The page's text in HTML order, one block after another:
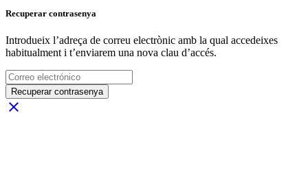
Recuperar contrasenya
Introdueix l’adreça de correu electrònic amb la qual accedeixes
habitualment i t’enviarem una nova clau d’accés.
Recuperar contrasenya
close